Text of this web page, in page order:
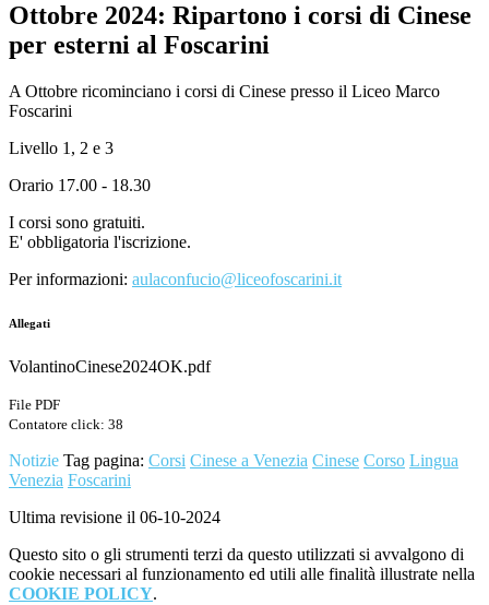
Ottobre 2024: Ripartono i corsi di Cinese
per esterni al Foscarini
A Ottobre ricominciano i corsi di Cinese presso il Liceo Marco
Foscarini
Livello 1, 2 e 3
Orario 17.00 - 18.30
I corsi sono gratuiti.
E' obbligatoria l'iscrizione.
Per informazioni: aulaconfucio@liceofoscarini.it
Allegati
VolantinoCinese2024OK.pdf
File PDF
Contatore click: 38
Notizie Tag pagina: Corsi Cinese a Venezia Cinese Corso Lingua
Venezia Foscarini
Ultima revisione il 06-10-2024
Questo sito o gli strumenti terzi da questo utilizzati si avvalgono di
cookie necessari al funzionamento ed utili alle finalità illustrate nella
COOKIE POLICY.